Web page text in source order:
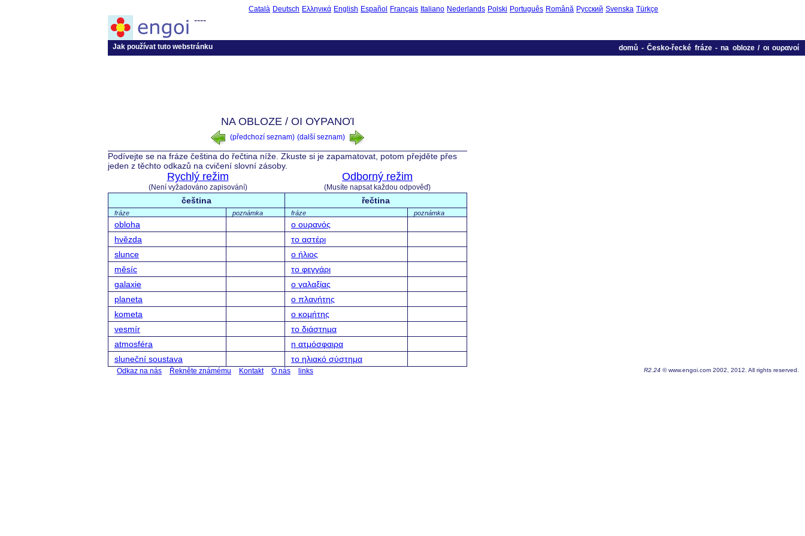
Català Deutsch Ελληνικά English Español Français Italiano Nederlands Polski Português Română Русский Svenska Türkçe
----
Jak používat tuto webstránku domů -Česko-řecké fráze-na obloze / οι ουρανοί
NA OBLOZE / ΟΙ ΟΥΡΑΝΟΊ
(předchozí seznam) (další seznam)
Podívejte se na fráze čeština do řečtina níže. Zkuste si je zapamatovat, potom přejděte přes
jeden z těchto odkazů na cvičení slovní zásoby.
Rychlý režim
(Není vyžadováno zapisování)
Odborný režim
(Musíte napsat každou odpověď)
čeština řečtina
fráze poznámka fráze poznámka
obloha
ο ουρανός
hvězda
το αστέρι
slunce
ο ήλιος
měsíc
το φεγγάρι
galaxie
ο γαλαξίας
planeta
ο πλανήτης
kometa
ο κομήτης
vesmír
το διάστημα
atmosféra
η ατμόσφαιρα
sluneční soustava
το ηλιακό σύστημα
Odkaz na nás Řekněte známému Kontakt O nás links R2.24 © www.engoi.com 2002, 2012. All rights reserved.